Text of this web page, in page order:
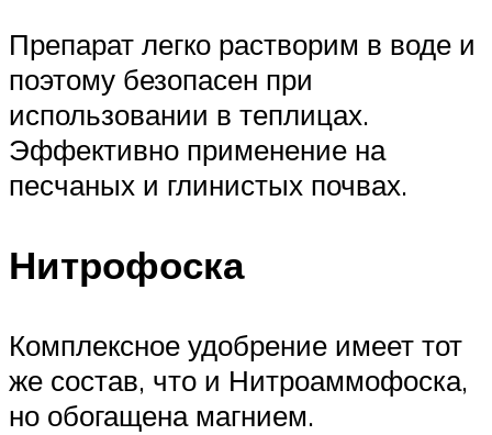
Препарат легко растворим в воде и
поэтому безопасен при
использовании в теплицах.
Эффективно применение на
песчаных и глинистых почвах.
Нитрофоска
Комплексное удобрение имеет тот
же состав, что и Нитроаммофоска,
но обогащена магнием.